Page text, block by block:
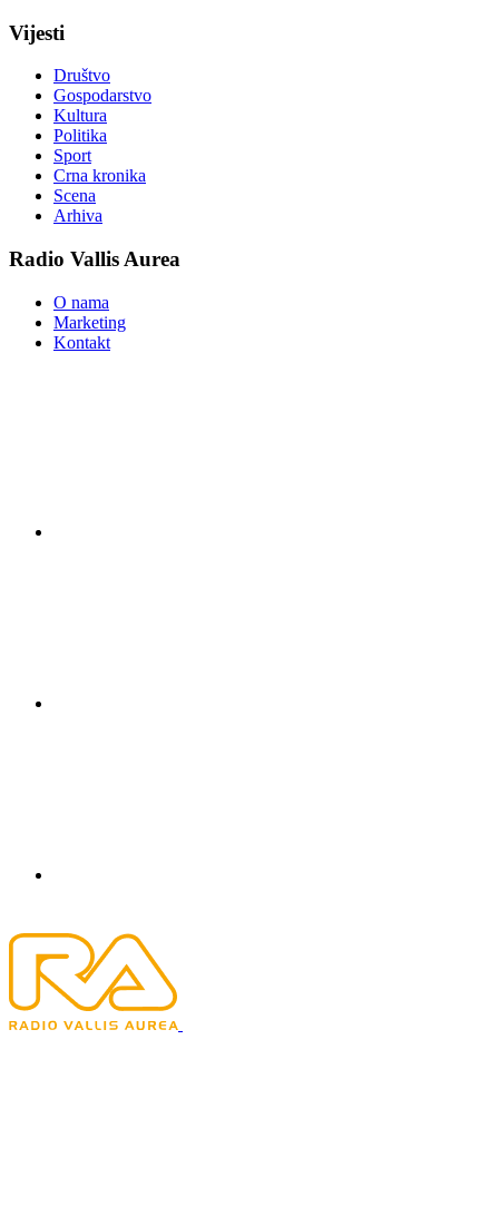
Vijesti
Društvo
Gospodarstvo
Kultura
Politika
Sport
Crna kronika
Scena
Arhiva
Radio Vallis Aurea
O nama
Marketing
Kontakt